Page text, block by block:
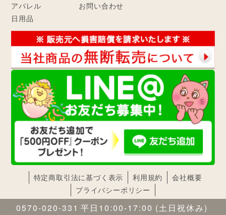
アパレル
日用品
お問い合わせ
特定商取引法に基づく表示 利用規約
会社概要
プライバシーポリシー
0570-020-331 平日10:00-17:00 (土日祝休み)